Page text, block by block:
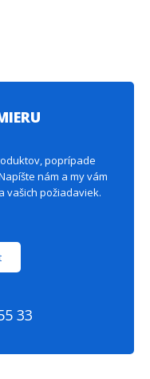
poprípade
nám a my vám
vašich požiadaviek.
33